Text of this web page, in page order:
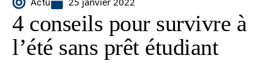
4 conseils pour survivre à
l’été sans prêt étudiant